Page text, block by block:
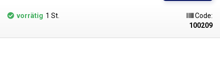
vorrätig 1 St.
Code:
100209